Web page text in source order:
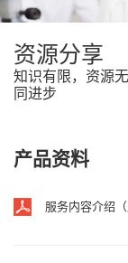
资源分享
知识有限，资源
同进步
产品资料
服务内容介绍（